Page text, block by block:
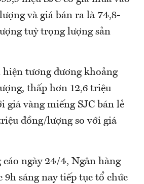
và giá bán ra là 74,8-
tuỳ trọng lượng sản
hiện tương đương khoảng
thấp hơn 12,6 triệu
giá vàng miếng SJC bán lẻ
đồng/lượng so với giá
ngày 24/4, Ngân hàng
9h sáng nay tiếp tục tổ chức